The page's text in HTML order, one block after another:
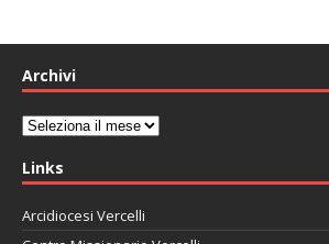
Archivi
Archivi
Links
Arcidiocesi Vercelli